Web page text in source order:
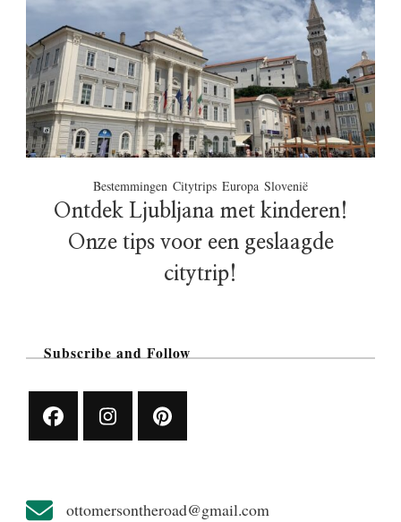
Bestemmingen Citytrips Europa Slovenië
Ontdek Ljubljana met kinderen!
Onze tips voor een geslaagde
citytrip!
Subscribe and Follow
ottomersontheroad@gmail.com